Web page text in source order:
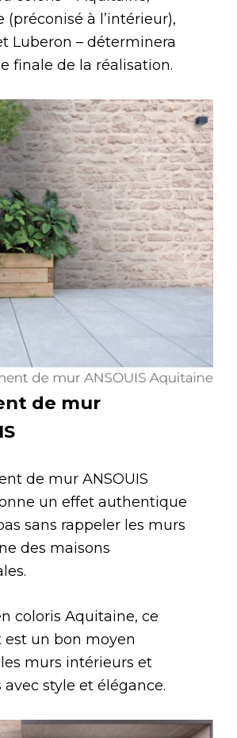
(préconisé à l’intérieur),
Luberon – déterminera
finale de la réalisation.
de mur
de mur ANSOUIS
un effet authentique
sans rappeler les murs
des maisons
coloris Aquitaine, ce
un bon moyen
murs intérieurs et
style et élégance.